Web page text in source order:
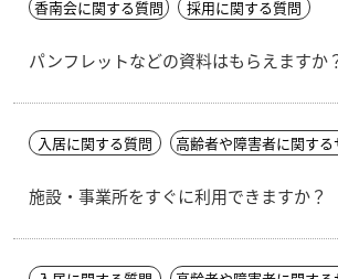
香南会に関する質問
採用に関する質問
パンフレットなどの資料はもらえますか
入居に関する質問 高齢者や障害者に関する
施設・事業所をすぐに利用できますか？